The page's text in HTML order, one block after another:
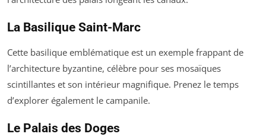
La Basilique Saint-Marc
Cette basilique emblématique est un exemple frappant de
l’architecture byzantine, célèbre pour ses mosaïques
scintillantes et son intérieur magnifique. Prenez le temps
d’explorer également le campanile.
Le Palais des Doges